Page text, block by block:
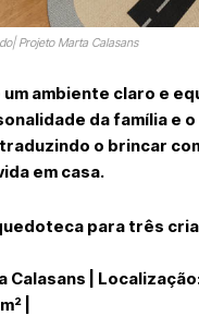
Projeto Marta Calasans
ambiente claro e
da família e
o brincar
em casa.
para três
| Localização:
|